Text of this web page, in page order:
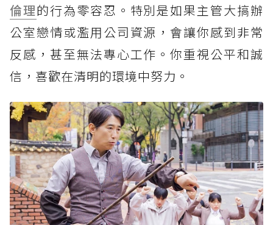
倫理的行為零容忍。特別是如果主管大搞辦
公室戀情或濫用公司資源，會讓你感到非常
反感，甚至無法專心工作。你重視公平和誠
信，喜歡在清明的環境中努力。